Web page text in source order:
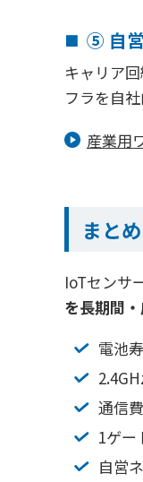
⑤ 自
キャリア
フラを自
産業用
まと
IoTセンサ
を長期間
電池
通信
1ゲー
自営